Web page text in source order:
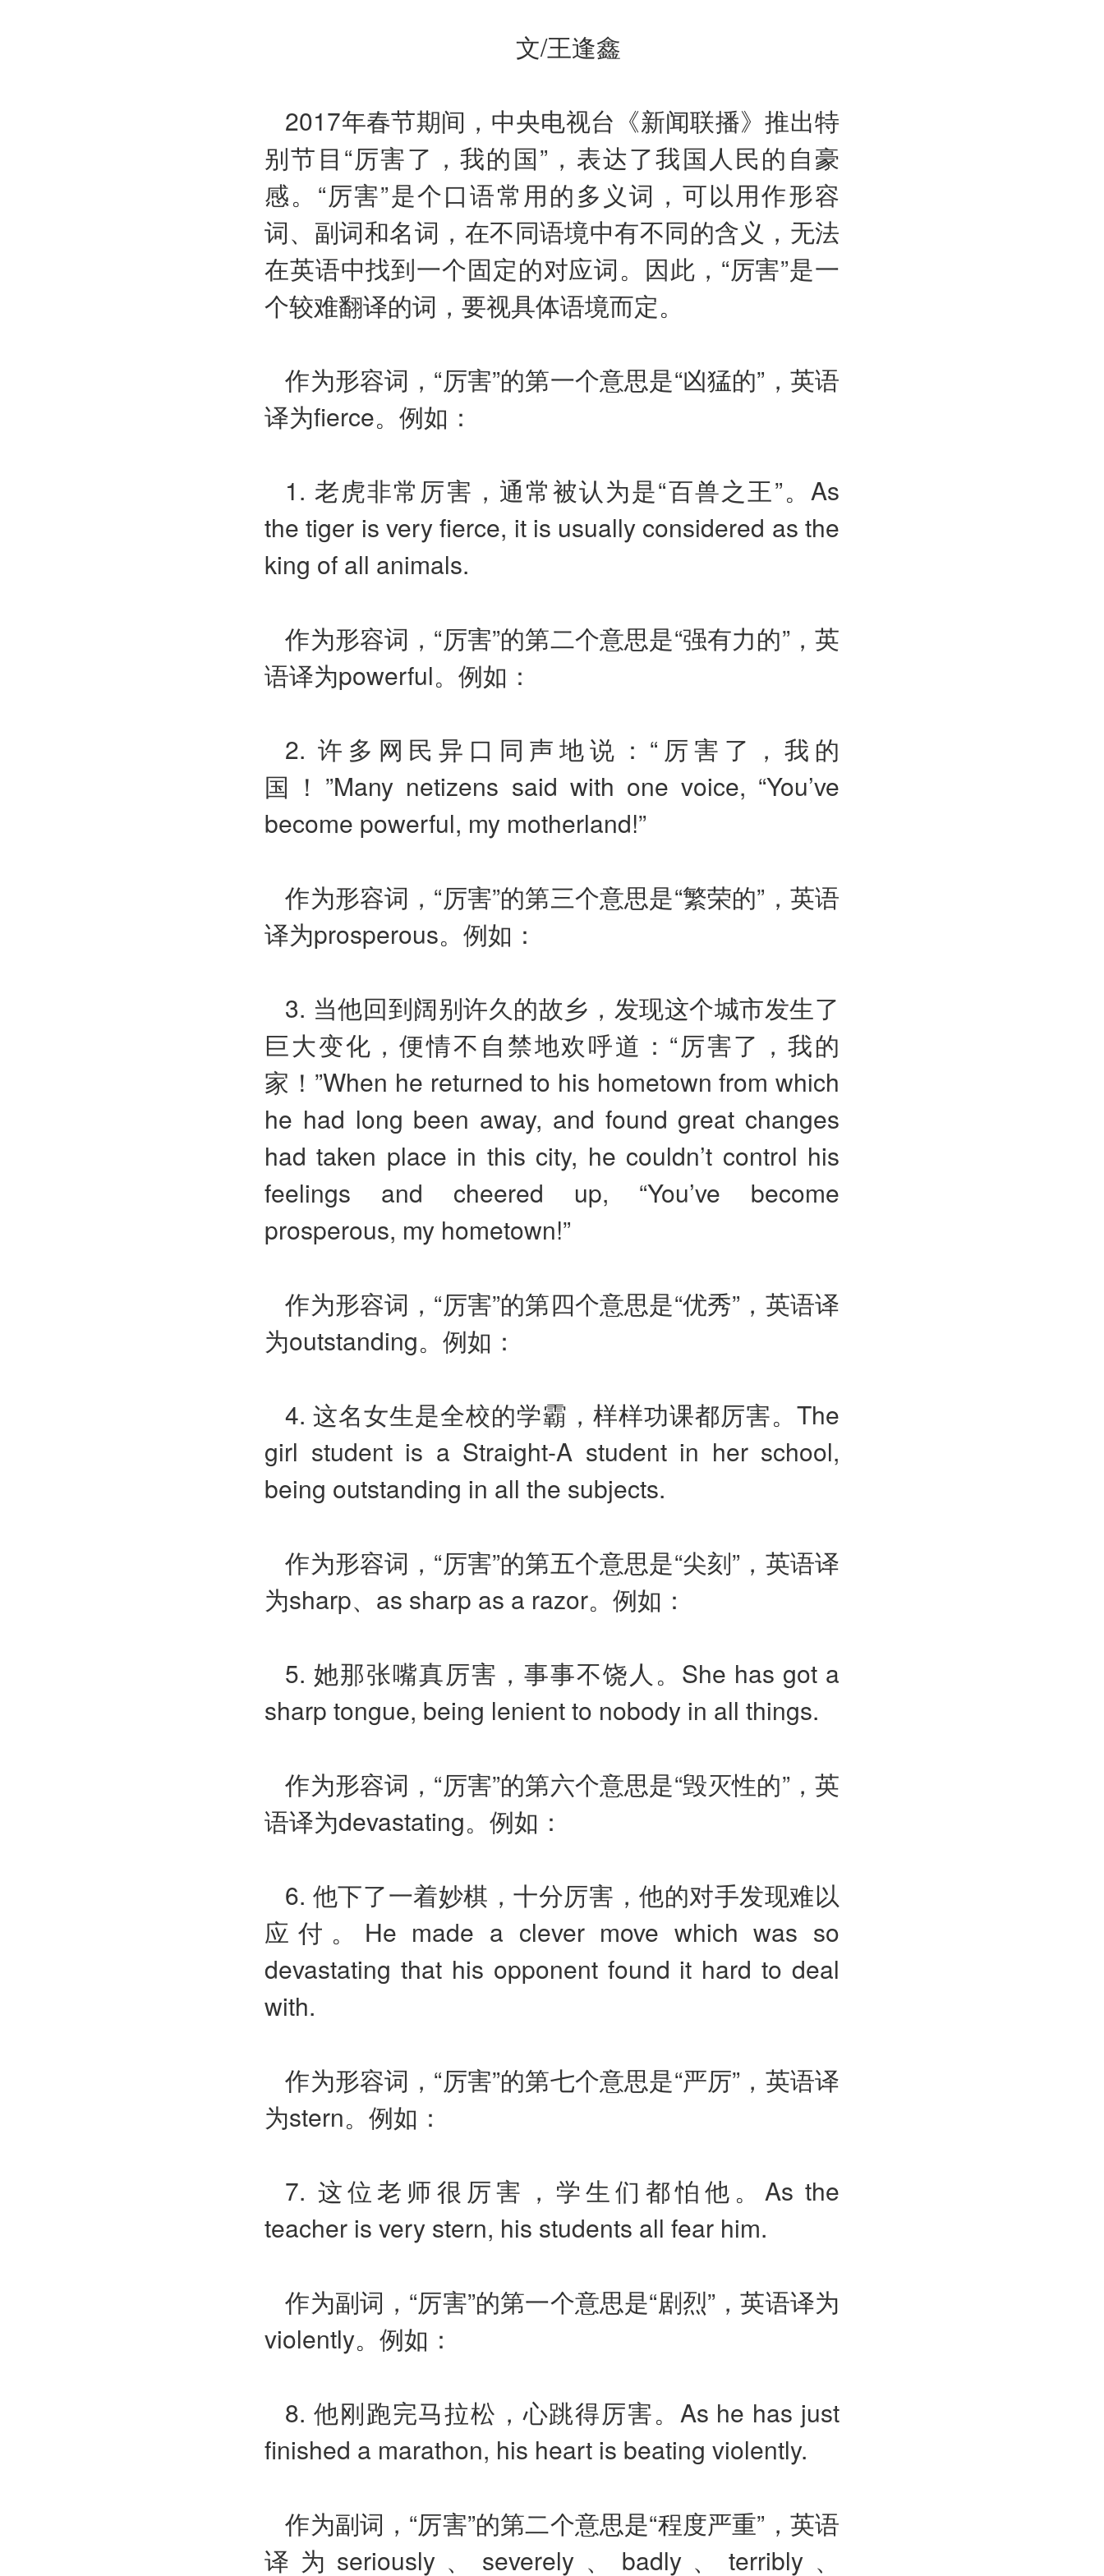
文/王逢鑫
2017年春节期间，中央电视台《新闻联播》推出特
别节目“厉害了，我的国”，表达了我国人民的自豪
感。“厉害”是个口语常用的多义词，可以用作形容
词、副词和名词，在不同语境中有不同的含义，无法
在英语中找到一个固定的对应词。因此，“厉害”是一
个较难翻译的词，要视具体语境而定。
作为形容词，“厉害”的第一个意思是“凶猛的”，英语
译为fierce。 例如：
1. 老虎非常厉害，通常被认为是“百兽之王”。As
the tiger is very fierce, it is usually considered as the
king of all animals.
作为形容词，“厉害”的第二个意思是“强有力的”，英
语译为powerful。 例如：
2.许多网民异口同声地说：“厉害了，我的
国！”Many netizens said with one voice, “You’ve
become powerful, my motherland!”
作为形容词，“厉害”的第三个意思是“繁荣的”，英语
译为prosperous。 例如：
3. 当他回到阔别许久的故乡，发现这个城市发生了
巨大变化，便情不自禁地欢呼道：“厉害了，我的
家！”When he returned to his hometown from which
he had long been away, and found great changes
had taken place in this city, he couldn’t control his
feelings and cheered up, “You’ve become
prosperous, my hometown!”
作为形容词，“厉害”的第四个意思是“优秀”，英语译
为outstanding。 例如：
4.这名女生是全校的学霸，样样功课都厉害。The
girl student is a Straight-A student in her school,
being outstanding in all the subjects.
作为形容词，“厉害”的第五个意思是“尖刻”，英语译
为sharp、 as sharp as a razor。 例如：
5. 她那张嘴真厉害，事事不饶人。 She has got a
sharp tongue, being lenient to nobody in all things.
作为形容词，“厉害”的第六个意思是“毁灭性的”，英
语译为devastating。 例如：
6. 他下了一着妙棋，十分厉害，他的对手发现难以
应付。 He made a clever move which was so
devastating that his opponent found it hard to deal
with.
作为形容词，“厉害”的第七个意思是“严厉”，英语译
为stern。 例如：
7. 这位老师很厉害，学生们都怕他。 As the
teacher is very stern, his students all fear him.
作为副词，“厉害”的第一个意思是“剧烈”，英语译为
violently。 例如：
8.他刚跑完马拉松，心跳得厉害。 As he has just
finished a marathon, his heart is beating violently.
作为副词，“厉害”的第二个意思是“程度严重”，英语
译为 seriously、 severely 、 badly、terribly 、